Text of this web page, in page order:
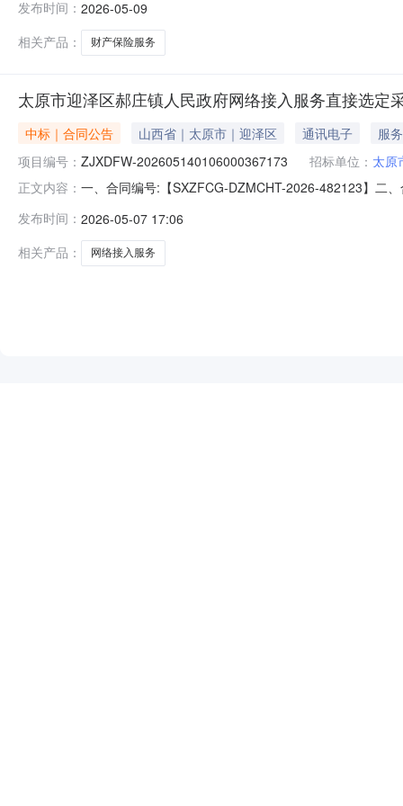
发布时间： 2026-05-09
相关产品：
财产保险服务
太原市迎泽区郝庄镇人民政府网络接入服务直接选定
中标｜合同公告 山西省｜太原市｜迎泽区 通讯电子
服务
项目编号： ZJXDFW-202605140106000367173 招标单位： 太原
正文内容： 一、合同编号:【SXZFCG-DZMCHT-2026-482123】二
太原市迎泽区郝庄正街63号联系人：郑琳供应商（乙方
息1、主要
发布时间： 2026-05-07 17:06
相关产品：
网络接入服务